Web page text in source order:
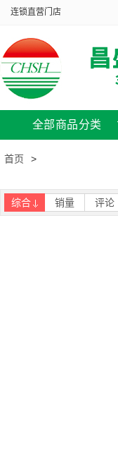
连锁直营门店
全部商品分类
首页 >
综合 销量 评论